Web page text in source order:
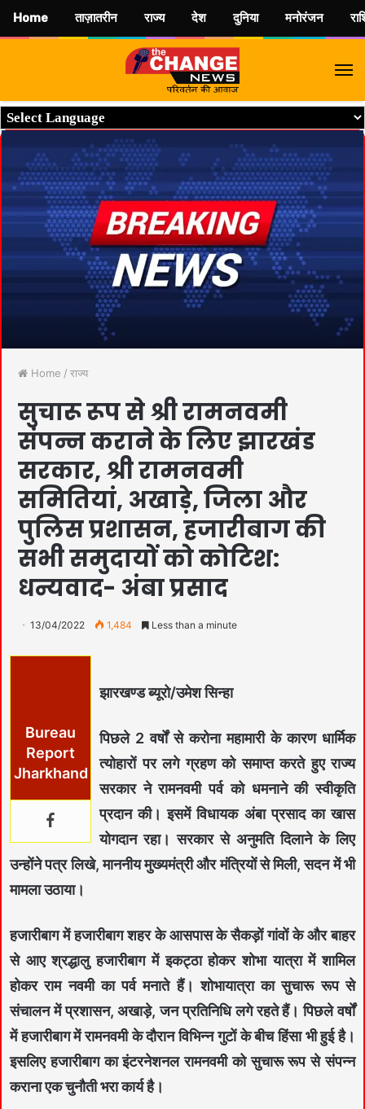
Home / राज्य
सुचारू रूप से श्री रामनवमी
संपन्न कराने के लिए झारखंड
सरकार, श्री रामनवमी
समितियां, अखाड़े, जिला और
पुलिस प्रशासन, हजारीबाग की
सभी समुदायों को कोटिश:
धन्यवाद- अंबा प्रसाद
13/04/2022 1,484 Less than a minute
Bureau
Report
Jharkhand
झारखण्ड ब्यूरो/उमेश सिन्हा
पिछले 2 वर्षों से करोना महामारी के कारण धार्मिक
त्योहारों पर लगे ग्रहण को समाप्त करते हुए राज्य
सरकार ने रामनवमी पर्व को धमनाने की स्वीकृति
प्रदान की। इसमें विधायक अंबा प्रसाद का खास
योगदान रहा। सरकार से अनुमति दिलाने के लिए
उन्होंने पत्र लिखे, माननीय मुख्यमंत्री और मंत्रियों से मिली, सदन में भी
मामला उठाया।
हजारीबाग में हजारीबाग शहर के आसपास के सैकड़ों गांवों के और बाहर
से आए श्रद्धालु हजारीबाग में इकट्ठा होकर शोभा यात्रा में शामिल
होकर राम नवमी का पर्व मनाते हैं। शोभायात्रा का सुचारू रूप से
संचालन में प्रशासन, अखाड़े, जन प्रतिनिधि लगे रहते हैं। पिछले वर्षों
में हजारीबाग में रामनवमी के दौरान विभिन्न गुटों के बीच हिंसा भी हुई है।
इसलिए हजारीबाग का इंटरनेशनल रामनवमी को सुचारू रूप से संपन्न
कराना एक चुनौती भरा कार्य है।
Home ताज़ातरीन राज्य देश दुनिया मनोरंजन